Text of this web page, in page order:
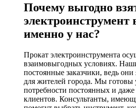
Почему выгодно
электроинструмент
именно у нас?
Прокат электроинструмента
взаимовыгодных условиях.
постоянные заказчики, ведь
для жителей города. Мы готовы
потребности постоянных и
клиентов. Консультанты,